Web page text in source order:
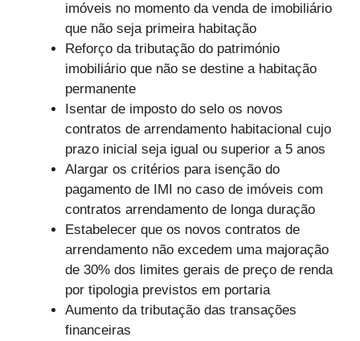
imóveis no momento da venda de imobiliário
que não seja primeira habitação
Reforço da tributação do património
imobiliário que não se destine a habitação
permanente
Isentar de imposto do selo os novos
contratos de arrendamento habitacional cujo
prazo inicial seja igual ou superior a 5 anos
Alargar os critérios para isenção do
pagamento de IMI no caso de imóveis com
contratos arrendamento de longa duração
Estabelecer que os novos contratos de
arrendamento não excedem uma majoração
de 30% dos limites gerais de preço de renda
por tipologia previstos em portaria
Aumento da tributação das transações
financeiras